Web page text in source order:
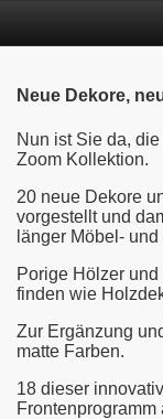
Neue Dekore,
Nun ist Sie da,
Zoom Kollektion.
20 neue Dekore
vorgestellt und
länger Möbel-
Porige Hölzer
finden wie
Zur Ergänzung
matte Farben.
18 dieser